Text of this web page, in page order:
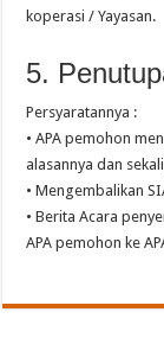
koperasi / Yayasan.
5.
Persyaratannya :
• APA pemohon
alasannya dan
• Mengembalikan
• Berita Acara
APA pemohon ke